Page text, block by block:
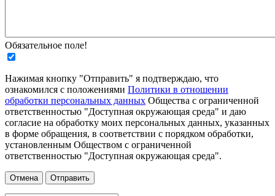
Обязательное поле!
Нажимая кнопку "Отправить" я подтверждаю, что
ознакомился с положениями Политики в отношении
обработки персональных данных Общества с ограниченной
ответственностью "Доступная окружающая среда" и даю
согласие на обработку моих персональных данных, указанных
в форме обращения, в соответствии с порядком обработки,
установленным Обществом с ограниченной
ответственностью "Доступная окружающая среда".